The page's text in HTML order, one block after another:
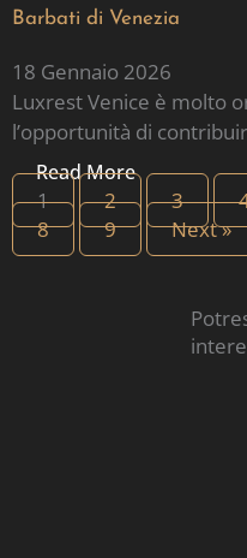
Barbati di Venezia
18 Gennaio 2026
Luxrest Venice è molto
l’opportunità di
Read More
1 2 3
8
9 Next »